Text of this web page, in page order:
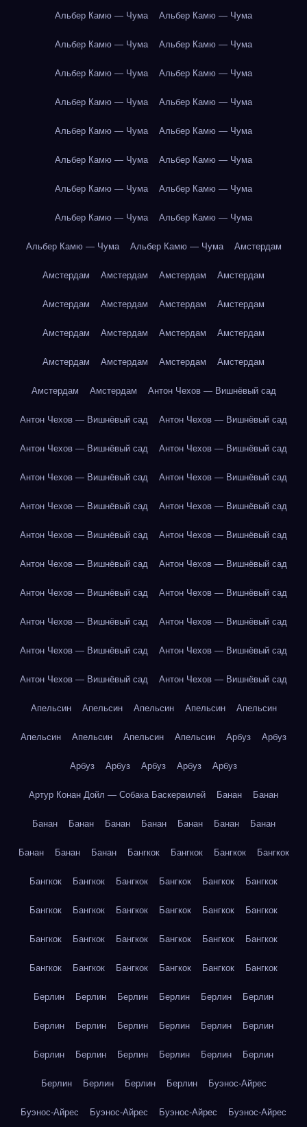
Альбер Камю — Чума Альбер Камю — Чума
Альбер Камю — Чума Альбер Камю — Чума
Альбер Камю — Чума Альбер Камю — Чума
Альбер Камю — Чума Альбер Камю — Чума
Альбер Камю — Чума Альбер Камю — Чума
Альбер Камю — Чума Альбер Камю — Чума
Альбер Камю — Чума Альбер Камю — Чума
Альбер Камю — Чума Альбер Камю — Чума
Альбер Камю — Чума Альбер Камю — Чума Амстердам
Амстердам Амстердам Амстердам Амстердам
Амстердам Амстердам Амстердам Амстердам
Амстердам Амстердам Амстердам Амстердам
Амстердам Амстердам Амстердам Амстердам
Амстердам Амстердам Антон Чехов — Вишнёвый сад
Антон Чехов — Вишнёвый сад Антон Чехов — Вишнёвый сад
Антон Чехов — Вишнёвый сад Антон Чехов — Вишнёвый сад
Антон Чехов — Вишнёвый сад Антон Чехов — Вишнёвый сад
Антон Чехов — Вишнёвый сад Антон Чехов — Вишнёвый сад
Антон Чехов — Вишнёвый сад Антон Чехов — Вишнёвый сад
Антон Чехов — Вишнёвый сад Антон Чехов — Вишнёвый сад
Антон Чехов — Вишнёвый сад Антон Чехов — Вишнёвый сад
Антон Чехов — Вишнёвый сад Антон Чехов — Вишнёвый сад
Антон Чехов — Вишнёвый сад Антон Чехов — Вишнёвый сад
Антон Чехов — Вишнёвый сад Антон Чехов — Вишнёвый сад
Апельсин Апельсин Апельсин Апельсин Апельсин
Апельсин Апельсин Апельсин Апельсин Арбуз Арбуз
Арбуз Арбуз Арбуз Арбуз Арбуз
Артур Конан Дойл — Собака Баскервилей Банан Банан
Банан Банан Банан Банан Банан Банан Банан
Банан Банан Банан Бангкок Бангкок Бангкок Бангкок
Бангкок Бангкок Бангкок Бангкок Бангкок Бангкок
Бангкок Бангкок Бангкок Бангкок Бангкок Бангкок
Бангкок Бангкок Бангкок Бангкок Бангкок Бангкок
Бангкок Бангкок Бангкок Бангкок Бангкок Бангкок
Берлин Берлин Берлин Берлин Берлин Берлин
Берлин Берлин Берлин Берлин Берлин Берлин
Берлин Берлин Берлин Берлин Берлин Берлин
Берлин Берлин Берлин Берлин Буэнос-Айрес
Буэнос-Айрес Буэнос-Айрес Буэнос-Айрес Буэнос-Айрес